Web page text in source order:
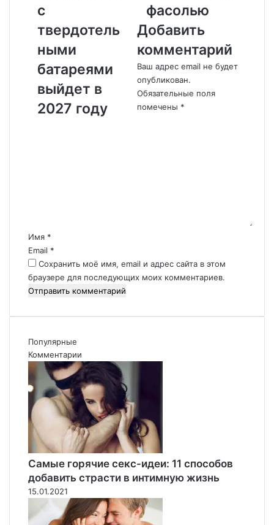
к
т
р
о
г
р
з
о
с
т
в
е
р
о
е
л
ы
б
а
р
е
с
твердотель
ными
батареями
выйдет в
2027 году
у
с
б
а
р
а
н
и
н
фасолью
Добавить
комментарий
Ваш адрес email не будет
опубликован.
Обязательные поля
помечены *
р
и
й
*
Имя *
Email *
Сохранить моё имя, email и адрес сайта в этом
браузере для последующих моих комментариев.
Популярные
Комментарии
Самые горячие секс-идеи: 11 способов
добавить страсти в интимную жизнь
15.01.2021